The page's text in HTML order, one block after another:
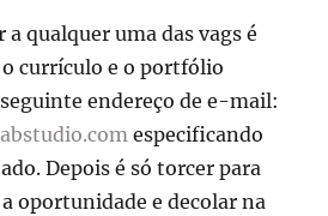
a qualquer uma das vags é
currículo e o portfólio
endereço de e-mail:
especificando
Depois é só torcer para
oportunidade e decolar na